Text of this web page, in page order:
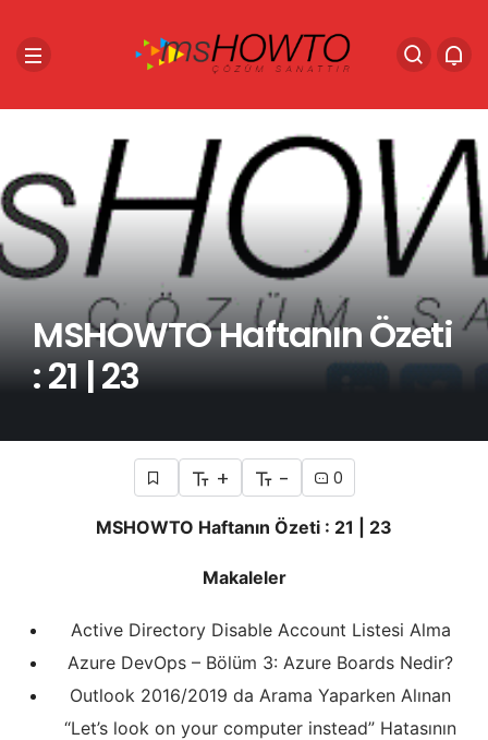
MSHOWTO Haftanın Özeti
: 21 | 23
+ - 0
MSHOWTO Haftanın Özeti : 21 | 23
Makaleler
Active Directory Disable Account Listesi Alma
Azure DevOps – Bölüm 3: Azure Boards Nedir?
Outlook 2016/2019 da Arama Yaparken Alınan
“Let’s look on your computer instead” Hatasının